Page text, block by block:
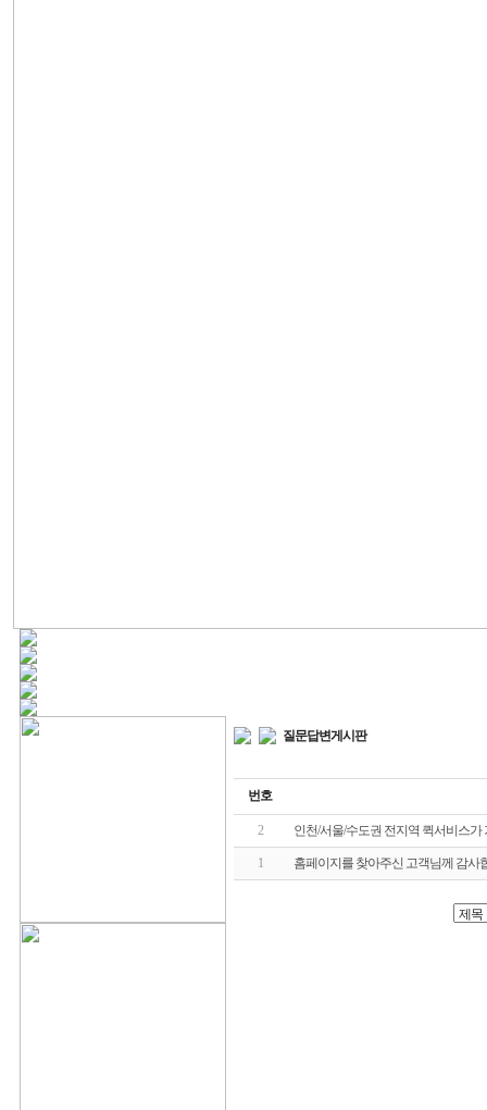
질문답변게시판
번호
2 인천/서울/수도권 전지역 퀵서비스가
1 홈페이지를 찾아주신 고객님께 감사